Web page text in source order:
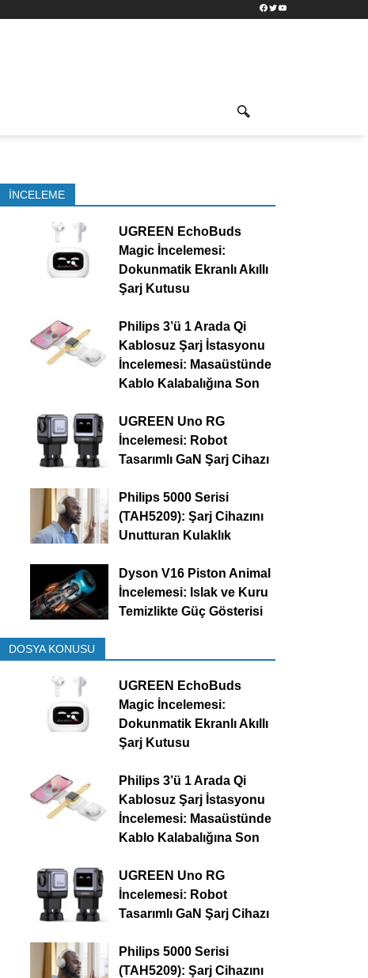
Facebook
TwitterYouTube
İNCELEME
UGREEN EchoBuds
Magic İncelemesi:
Dokunmatik Ekranlı Akıllı
Şarj Kutusu
Philips 3’ü 1 Arada Qi
Kablosuz Şarj İstasyonu
İncelemesi: Masaüstünde
Kablo Kalabalığına Son
UGREEN Uno RG
İncelemesi: Robot
Tasarımlı GaN Şarj Cihazı
Philips 5000 Serisi
(TAH5209): Şarj Cihazını
Unutturan Kulaklık
Dyson V16 Piston Animal
İncelemesi: Islak ve Kuru
Temizlikte Güç Gösterisi
DOSYA KONUSU
UGREEN EchoBuds
Magic İncelemesi:
Dokunmatik Ekranlı Akıllı
Şarj Kutusu
Philips 3’ü 1 Arada Qi
Kablosuz Şarj İstasyonu
İncelemesi: Masaüstünde
Kablo Kalabalığına Son
UGREEN Uno RG
İncelemesi: Robot
Tasarımlı GaN Şarj Cihazı
Philips 5000 Serisi
(TAH5209): Şarj Cihazını